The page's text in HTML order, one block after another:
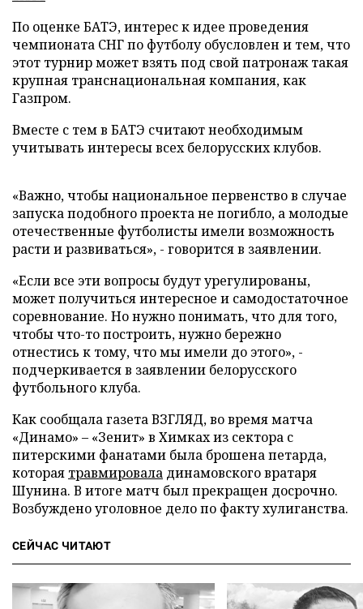
По оценке БАТЭ, интерес к идее проведения
чемпионата СНГ по футболу обусловлен и тем, что
этот турнир может взять под свой патронаж такая
крупная транснациональная компания, как
Газпром.
Вместе с тем в БАТЭ считают необходимым
учитывать интересы всех белорусских клубов.
«Важно, чтобы национальное первенство в случае
запуска подобного проекта не погибло, а молодые
отечественные футболисты имели возможность
расти и развиваться», - говорится в заявлении.
«Если все эти вопросы будут урегулированы,
может получиться интересное и самодостаточное
соревнование. Но нужно понимать, что для того,
чтобы что-то построить, нужно бережно
отнестись к тому, что мы имели до этого», -
подчеркивается в заявлении белорусского
футбольного клуба.
Как сообщала газета ВЗГЛЯД, во время матча
«Динамо» – «Зенит» в Химках из сектора с
питерскими фанатами была брошена петарда,
которая травмировала динамовского вратаря
Шунина. В итоге матч был прекращен досрочно.
Возбуждено уголовное дело по факту хулиганства.
СЕЙЧАС ЧИТАЮТ